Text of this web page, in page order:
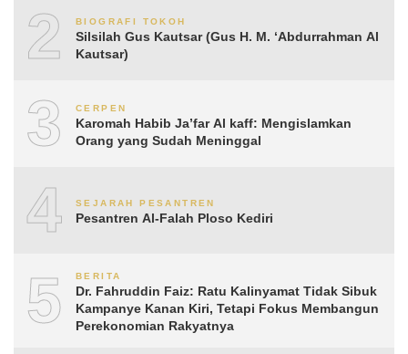
2 BIOGRAFI TOKOH
Silsilah Gus Kautsar (Gus H. M. ‘Abdurrahman Al
Kautsar)
3 CERPEN
Karomah Habib Ja’far Al kaff: Mengislamkan
Orang yang Sudah Meninggal
4 SEJARAH PESANTREN
Pesantren Al-Falah Ploso Kediri
5 BERITA
Dr. Fahruddin Faiz: Ratu Kalinyamat Tidak Sibuk
Kampanye Kanan Kiri, Tetapi Fokus Membangun
Perekonomian Rakyatnya